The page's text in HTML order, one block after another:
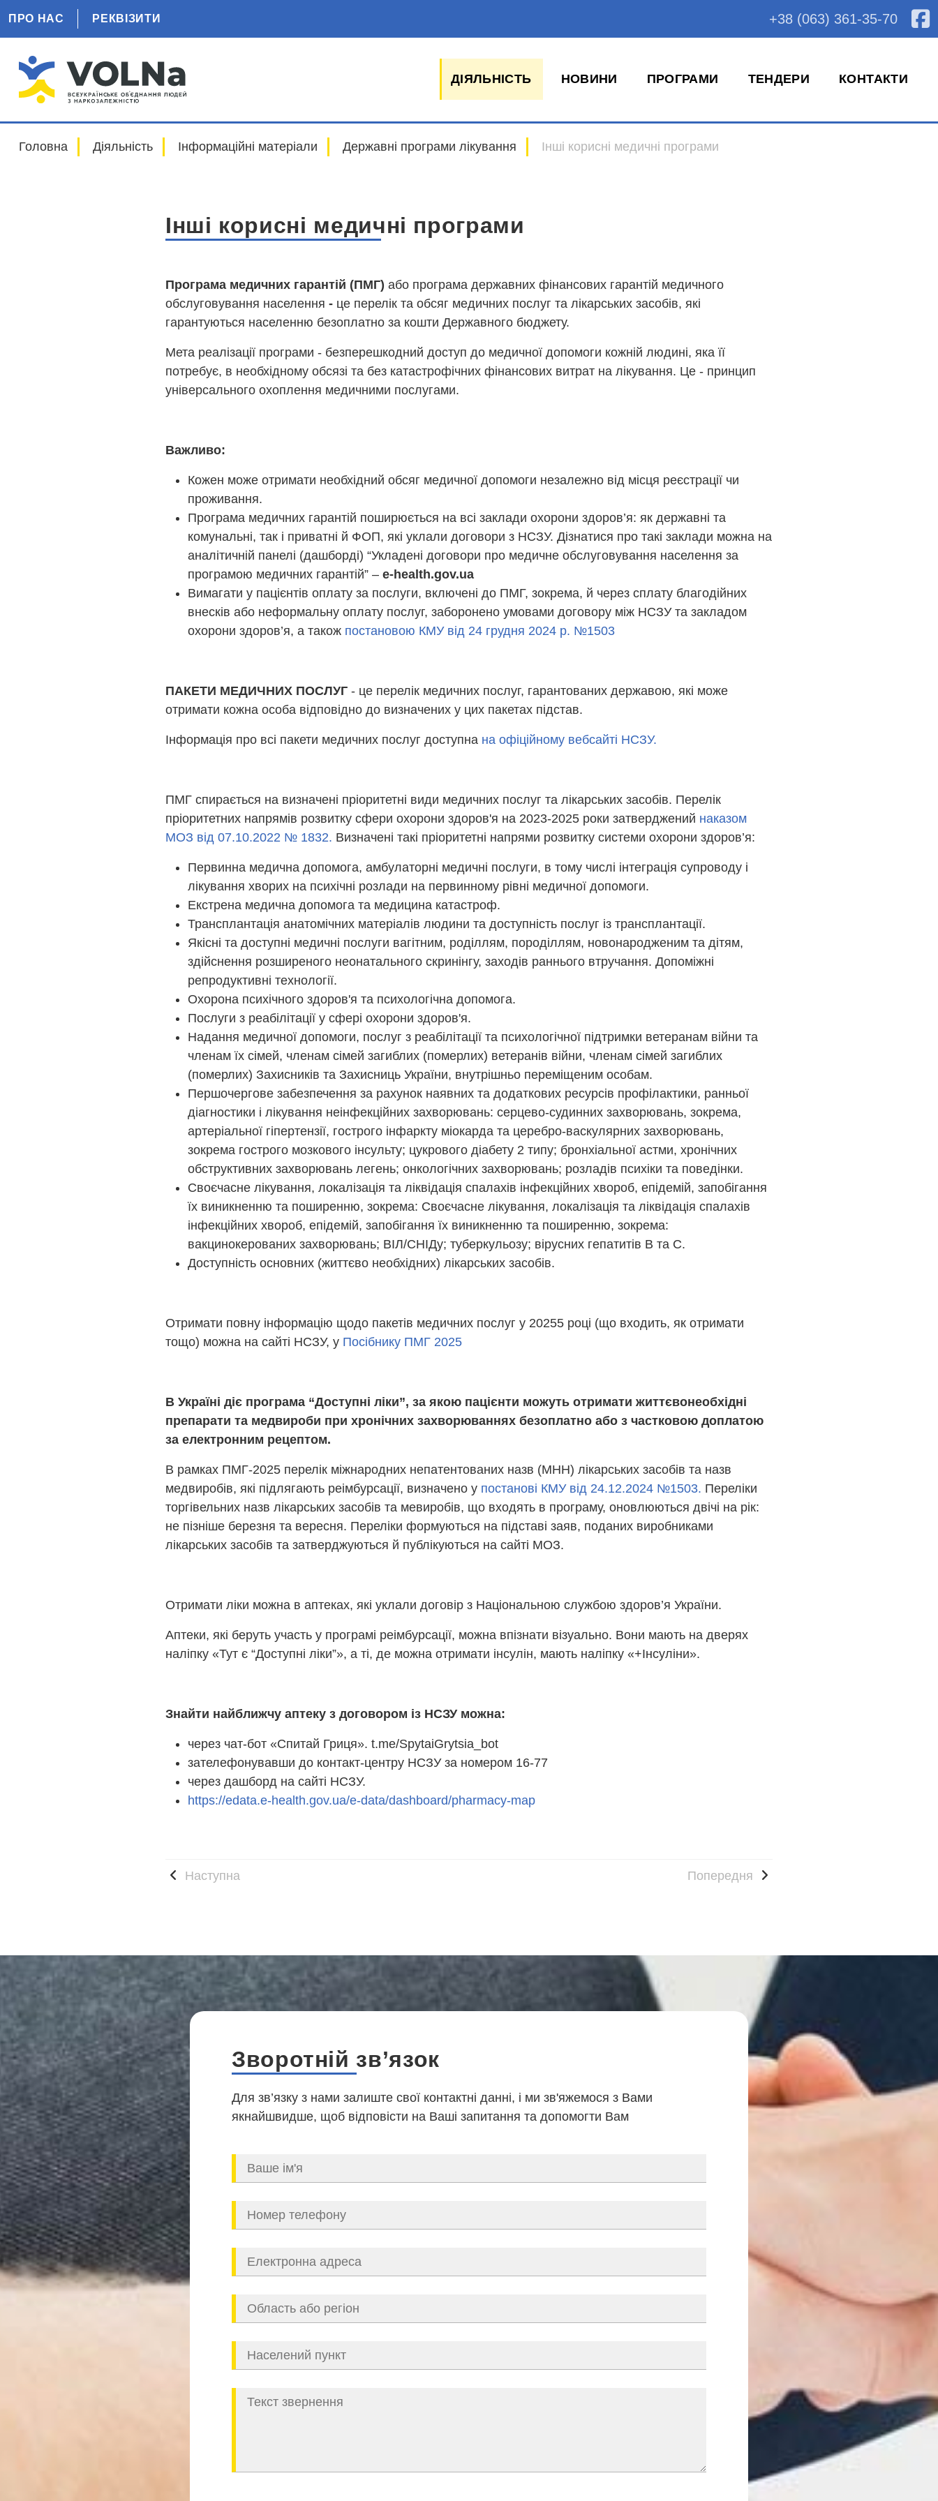
ПРО НАС РЕКВІЗИТИ +38 (063) 361-35-70
ДІЯЛЬНІСТЬ НОВИНИ ПРОГРАМИ ТЕНДЕРИ КОНТАКТИ
Головна Діяльність Інформаційні матеріали Державні програми лікування Інші корисні медичні програми
Інші корисні медичні програми
Програма медичних гарантій (ПМГ) або програма державних фінансових гарантій медичного
обслуговування населення - це перелік та обсяг медичних послуг та лікарських засобів, які
гарантуються населенню безоплатно за кошти Державного бюджету.
Мета реалізації програми - безперешкодний доступ до медичної допомоги кожній людині, яка її
потребує, в необхідному обсязі та без катастрофічних фінансових витрат на лікування. Це - принцип
універсального охоплення медичними послугами.
Важливо:
Кожен може отримати необхідний обсяг медичної допомоги незалежно від місця реєстрації чи
проживання.
Програма медичних гарантій поширюється на всі заклади охорони здоров’я: як державні та
комунальні, так і приватні й ФОП, які уклали договори з НСЗУ. Дізнатися про такі заклади можна на
аналітичній панелі (дашборді) “Укладені договори про медичне обслуговування населення за
програмою медичних гарантій” – e-health.gov.ua
Вимагати у пацієнтів оплату за послуги, включені до ПМГ, зокрема, й через сплату благодійних
внесків або неформальну оплату послуг, заборонено умовами договору між НСЗУ та закладом
охорони здоров’я, а також постановою КМУ від 24 грудня 2024 р. №1503
ПАКЕТИ МЕДИЧНИХ ПОСЛУГ - це перелік медичних послуг, гарантованих державою, які може
отримати кожна особа відповідно до визначених у цих пакетах підстав.
Інформація про всі пакети медичних послуг доступна на офіційному вебсайті НСЗУ.
ПМГ спирається на визначені пріоритетні види медичних послуг та лікарських засобів. Перелік
пріоритетних напрямів розвитку сфери охорони здоров'я на 2023-2025 роки затверджений наказом
МОЗ від 07.10.2022 № 1832. Визначені такі пріоритетні напрями розвитку системи охорони здоров’я:
Первинна медична допомога, амбулаторні медичні послуги, в тому числі інтеграція супроводу і
лікування хворих на психічні розлади на первинному рівні медичної допомоги.
Екстрена медична допомога та медицина катастроф.
Трансплантація анатомічних матеріалів людини та доступність послуг із трансплантації.
Якісні та доступні медичні послуги вагітним, роділлям, породіллям, новонародженим та дітям,
здійснення розширеного неонатального скринінгу, заходів раннього втручання. Допоміжні
репродуктивні технології.
Охорона психічного здоров'я та психологічна допомога.
Послуги з реабілітації у сфері охорони здоров'я.
Надання медичної допомоги, послуг з реабілітації та психологічної підтримки ветеранам війни та
членам їх сімей, членам сімей загиблих (померлих) ветеранів війни, членам сімей загиблих
(померлих) Захисників та Захисниць України, внутрішньо переміщеним особам.
Першочергове забезпечення за рахунок наявних та додаткових ресурсів профілактики, ранньої
діагностики і лікування неінфекційних захворювань: серцево-судинних захворювань, зокрема,
артеріальної гіпертензії, гострого інфаркту міокарда та церебро-васкулярних захворювань,
зокрема гострого мозкового інсульту; цукрового діабету 2 типу; бронхіальної астми, хронічних
обструктивних захворювань легень; онкологічних захворювань; розладів психіки та поведінки.
Своєчасне лікування, локалізація та ліквідація спалахів інфекційних хвороб, епідемій, запобігання
їх виникненню та поширенню, зокрема: Своєчасне лікування, локалізація та ліквідація спалахів
інфекційних хвороб, епідемій, запобігання їх виникненню та поширенню, зокрема:
вакцинокерованих захворювань; ВІЛ/СНІДу; туберкульозу; вірусних гепатитів B та C.
Доступність основних (життєво необхідних) лікарських засобів.
Отримати повну інформацію щодо пакетів медичних послуг у 20255 році (що входить, як отримати
тощо) можна на сайті НСЗУ, у Посібнику ПМГ 2025
В Україні діє програма “Доступні ліки”, за якою пацієнти можуть отримати життєвонеобхідні
препарати та медвироби при хронічних захворюваннях безоплатно або з частковою доплатою
за електронним рецептом.
В рамках ПМГ-2025 перелік міжнародних непатентованих назв (МНН) лікарських засобів та назв
медвиробів, які підлягають реімбурсації, визначено у постанові КМУ від 24.12.2024 №1503. Переліки
торгівельних назв лікарських засобів та мевиробів, що входять в програму, оновлюються двічі на рік:
не пізніше березня та вересня. Переліки формуються на підставі заяв, поданих виробниками
лікарських засобів та затверджуються й публікуються на сайті МОЗ.
Отримати ліки можна в аптеках, які уклали договір з Національною службою здоров’я України.
Аптеки, які беруть участь у програмі реімбурсації, можна впізнати візуально. Вони мають на дверях
наліпку «Тут є “Доступні ліки”», а ті, де можна отримати інсулін, мають наліпку «+Інсуліни».
Знайти найближчу аптеку з договором із НСЗУ можна:
через чат-бот «Спитай Гриця». t.me/SpytaiGrytsia_bot
зателефонувавши до контакт-центру НСЗУ за номером 16-77
через дашборд на сайті НСЗУ.
https://edata.e-health.gov.ua/e-data/dashboard/pharmacy-map
Наступна Попередня
Зворотній зв’язок
Для зв’язку з нами залиште свої контактні данні, і ми зв'яжемося з Вами
якнайшвидше, щоб відповісти на Ваші запитання та допомогти Вам